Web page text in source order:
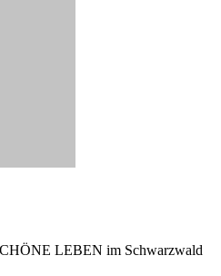
LEBEN im Schwarzwald